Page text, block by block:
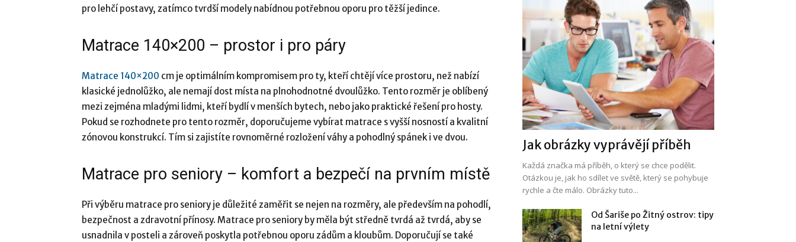
pro lehčí postavy, zatímco tvrdší modely nabídnou potřebnou oporu pro těžší jedince.
Matrace 140×200 – prostor i pro páry
Matrace 140×200 cm je optimálním kompromisem pro ty, kteří chtějí více prostoru, než nabízí
klasické jednolůžko, ale nemají dost místa na plnohodnotné dvoulůžko. Tento rozměr je oblíbený
mezi zejména mladými lidmi, kteří bydlí v menších bytech, nebo jako praktické řešení pro hosty.
Pokud se rozhodnete pro tento rozměr, doporučujeme vybírat matrace s vyšší nosností a kvalitní
zónovou konstrukcí. Tím si zajistíte rovnoměrné rozložení váhy a pohodlný spánek i ve dvou.
Matrace pro seniory – komfort a bezpečí na prvním místě
Při výběru matrace pro seniory je důležité zaměřit se nejen na rozměry, ale především na pohodlí,
bezpečnost a zdravotní přínosy. Matrace pro seniory by měla být středně tvrdá až tvrdá, aby se
usnadnila v posteli a zároveň poskytla potřebnou oporu zádům a kloubům. Doporučují se také
Jak obrázky vyprávějí příběh
Každá značka má příběh, o který se chce podělit.
Otázkou je, jak ho sdílet ve světě, který se pohybuje
rychle a čte málo. Obrázky tuto...
Od Šariše po Žitný ostrov: tipy
na letní výlety